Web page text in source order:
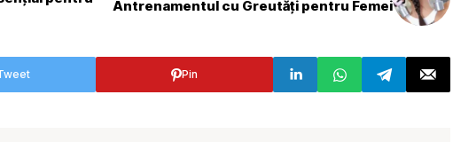
Antrenamentul cu Greutăți pentru Femei
Pin